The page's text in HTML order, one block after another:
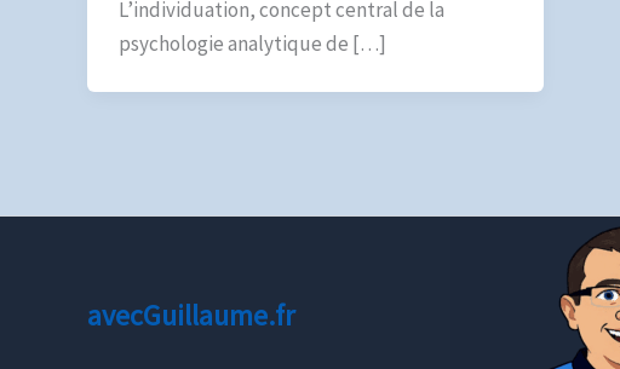
L’individuation, concept central de la
psychologie analytique de […]
avecGuillaume.fr